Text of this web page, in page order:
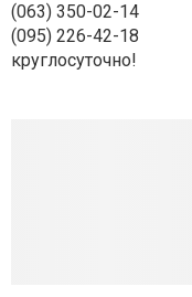
(063) 350-02-14
(095) 226-42-18
круглосуточно!